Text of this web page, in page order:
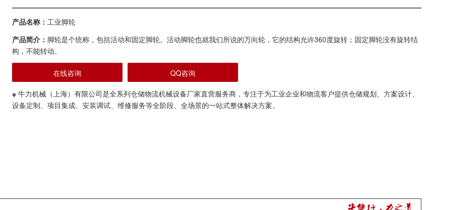
产品名称： 工业脚轮
产品简介： 脚轮是个统称，包括活动和固定脚轮。活动脚轮也就我们所说的万向轮，它的结构允许360度旋转；固定脚轮没有旋转结
构，不能转动。
在线咨询 QQ咨询
※ 牛力机械（上海）有限公司是全系列仓储物流机械设备厂家直营服务商，专注于为工业企业和物流客户提供仓储规划、方案设计、
设备定制、项目集成、安装调试、维修服务等全阶段、全场景的一站式整体解决方案。